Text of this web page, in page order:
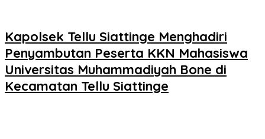
Kapolsek Tellu Siattinge Menghadiri
Penyambutan Peserta KKN Mahasiswa
Universitas Muhammadiyah Bone di
Kecamatan Tellu Siattinge